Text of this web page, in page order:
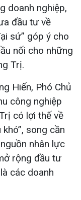
doanh nghiệp,
đầu tư về
sứ” góp ý cho
nối cho những
Trị.
Hiến, Phó Chủ
công nghiệp
có lợi thế về
song cần
nhân lực
rộng đầu tư
các doanh